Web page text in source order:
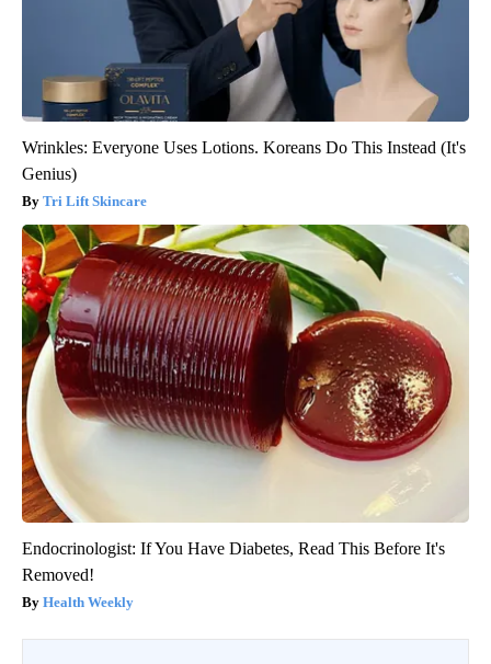
Wrinkles: Everyone Uses Lotions. Koreans Do This Instead (It's
Genius)
Tri Lift Skincare
Endocrinologist: If You Have Diabetes, Read This Before It's
Removed!
Health Weekly